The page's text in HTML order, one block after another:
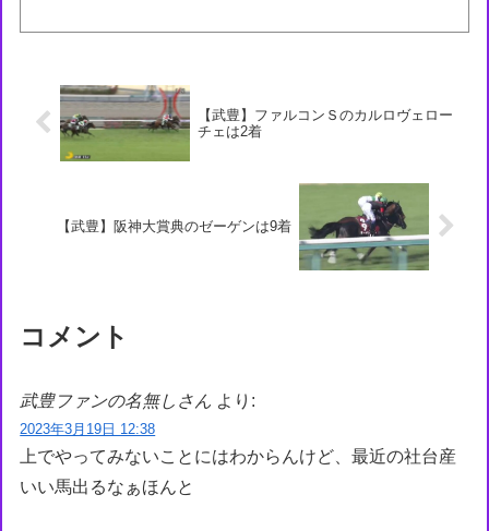
【武豊】ファルコンＳのカルロヴェロー
チェは2着
【武豊】阪神大賞典のゼーゲンは9着
コメント
武豊ファンの名無しさん より:
2023年3月19日 12:38
上でやってみないことにはわからんけど、最近の社台産
いい馬出るなぁほんと